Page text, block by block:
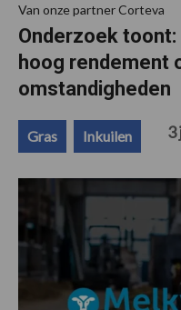
Van onze partner Corteva
Onderzoek
hoog rendement
omstandigheden
Gras Inkuilen 3